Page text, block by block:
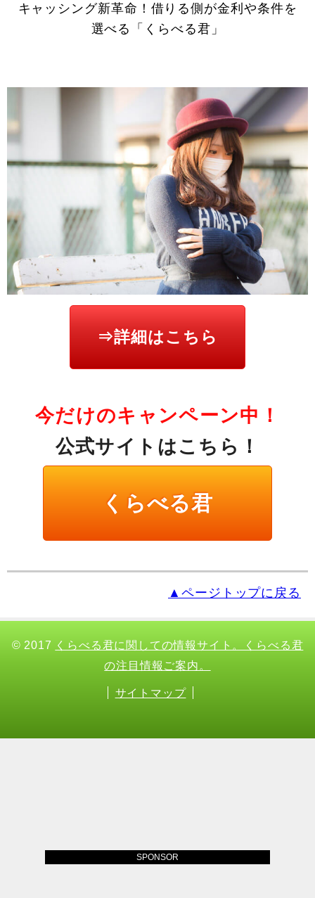
キャッシング新革命！借りる側が金利や条件を
選べる「くらべる君」
⇒詳細はこちら
今だけのキャンペーン中！
公式サイトはこちら！
くらべる君
▲ページトップに戻る
© 2017 くらべる君に関しての情報サイト。くらべる君
の注目情報ご案内。
サイトマップ
SPONSOR